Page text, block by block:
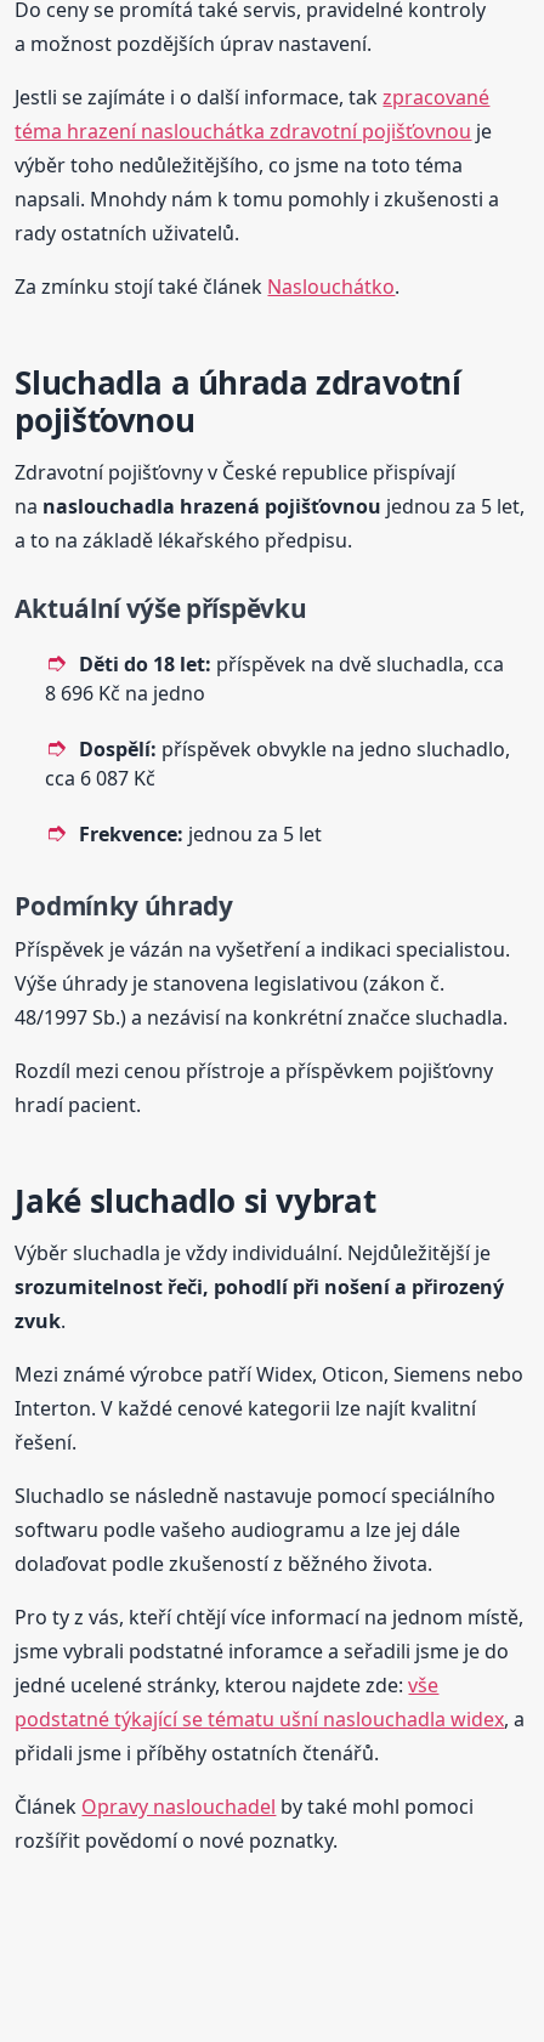
Do ceny se promítá také servis, pravidelné kontroly
a možnost pozdějších úprav nastavení.
Jestli se zajímáte i o další informace, takzpracované
téma hrazení naslouchátka zdravotní pojišťovnou je
výběr toho nedůležitějšího, co jsme na toto téma
napsali. Mnohdy nám k tomu pomohly i zkušenosti a
rady ostatních uživatelů.
Za zmínku stojí také článek Naslouchátko.
Sluchadla a úhrada zdravotní
pojišťovnou
Zdravotní pojišťovny v České republice přispívají
na naslouchadla hrazená pojišťovnou jednou za 5 let,
a to na základě lékařského předpisu.
Aktuální výše příspěvku
Děti do 18 let: příspěvek na dvě sluchadla, cca
8 696 Kč na jedno
Dospělí: příspěvek obvykle na jedno sluchadlo,
cca 6 087 Kč
Frekvence: jednou za 5 let
Podmínky úhrady
Příspěvek je vázán na vyšetření a indikaci specialistou.
Výše úhrady je stanovena legislativou (zákon č.
48/1997 Sb.) a nezávisí na konkrétní značce sluchadla.
Rozdíl mezi cenou přístroje a příspěvkem pojišťovny
hradí pacient.
Jaké sluchadlo si vybrat
Výběr sluchadla je vždy individuální. Nejdůležitější je
srozumitelnost řeči, pohodlí při nošení a přirozený
zvuk.
Mezi známé výrobce patří Widex, Oticon, Siemens nebo
Interton. V každé cenové kategorii lze najít kvalitní
řešení.
Sluchadlo se následně nastavuje pomocí speciálního
softwaru podle vašeho audiogramu a lze jej dále
dolaďovat podle zkušeností z běžného života.
Pro ty z vás, kteří chtějí více informací na jednom místě,
jsme vybrali podstatné inforamce a seřadili jsme je do
jedné ucelené stránky, kterou najdete zde:vše
podstatné týkající se tématu ušní naslouchadla widex, a
přidali jsme i příběhy ostatních čtenářů.
Článek Opravy naslouchadel by také mohl pomoci
rozšířit povědomí o nové poznatky.